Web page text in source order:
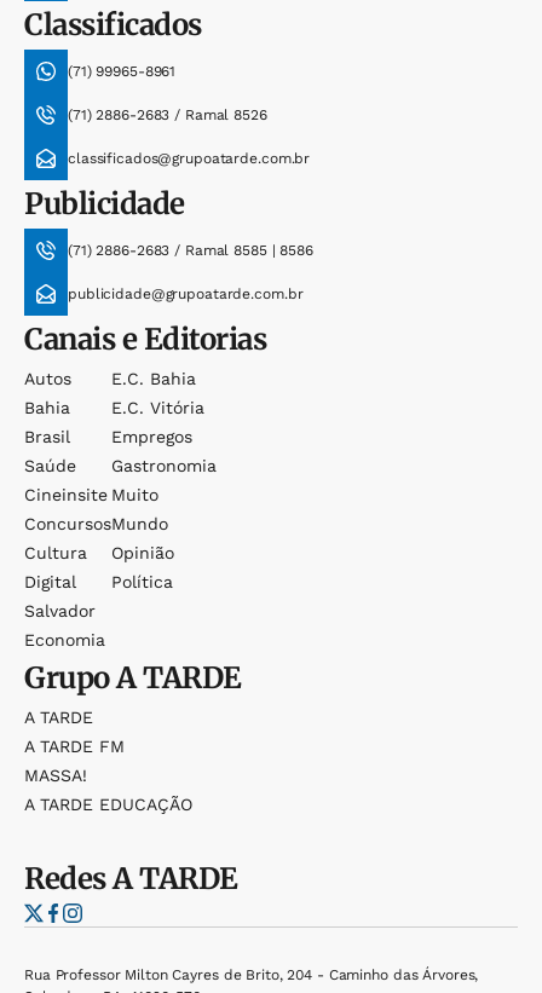
Classificados
(71) 99965-8961
(71) 2886-2683 / Ramal 8526
classificados@grupoatarde.com.br
Publicidade
(71) 2886-2683 / Ramal 8585 | 8586
publicidade@grupoatarde.com.br
Canais e Editorias
Autos
Bahia
Brasil
Saúde
Cineinsite
Concursos
Cultura
Digital
Salvador
Economia
E.c. Bahia
E.c. Vitória
Empregos
Gastronomia
Muito
Mundo
Opinião
Política
GrupoA TARDE
A TARDE
A TARDE FM
MASSA!
A TARDE EDUCAÇÃO
RedesA TARDE
Rua Professor Milton Cayres de Brito, 204 - Caminho das Árvores,